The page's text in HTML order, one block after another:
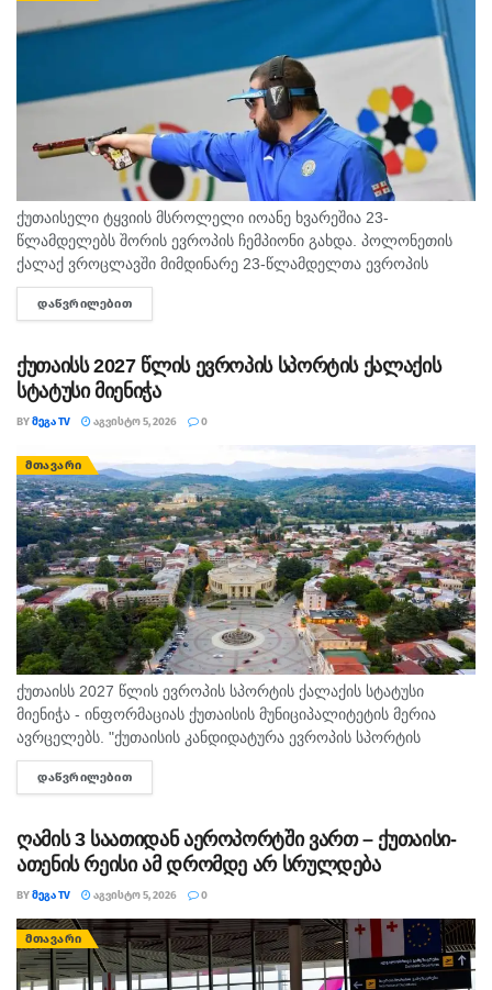
ქუთაისელი ტყვიის მსროლელი იოანე ხვარეშია 23-
წლამდელებს შორის ევროპის ჩემპიონი გახდა. პოლონეთის
ქალაქ ვროცლავში მიმდინარე 23-წლამდელთა ევროპის
ჩემპიონატზე ქუთაისელმა ტყვიის მსროლელმა იოანე
ხვარეშიამ ბრწყინვალედ იასპარეზა და ოქროს მედალი
ᲓᲐᲬᲕᲠᲘᲚᲔᲑᲘᲗ
ქუთაისს 2027 წლის ევროპის სპორტის ქალაქის
სტატუსი მიენიჭა
BYᲛᲔᲒᲐ TV ᲐᲒᲕᲘᲡᲢᲝ 5, 2026 0
ᲛᲗᲐᲕᲐᲠᲘ
ქუთაისს 2027 წლის ევროპის სპორტის ქალაქის სტატუსი
მიენიჭა - ინფორმაციას ქუთაისის მუნიციპალიტეტის მერია
ავრცელებს. "ქუთაისის კანდიდატურა ევროპის სპორტის
დედაქალაქებისა და ქალაქების ფედერაციაში ( ACES )
„ევროპის სპორტის ქალაქი 2027“-ის სტატუსის...
ᲓᲐᲬᲕᲠᲘᲚᲔᲑᲘᲗ
ღამის 3 საათიდან აეროპორტში ვართ – ქუთაისი-
ათენის რეისი ამ დრომდე არ სრულდება
BYᲛᲔᲒᲐ TV ᲐᲒᲕᲘᲡᲢᲝ 5, 2026 0
ᲛᲗᲐᲕᲐᲠᲘ